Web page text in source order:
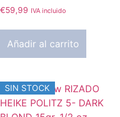
€59,99 IVA incluido
Añadir al carrito
SIN STOCK